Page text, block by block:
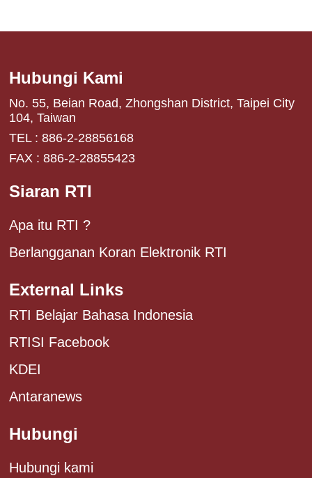
Hubungi Kami
No. 55, Beian Road, Zhongshan District, Taipei City
104, Taiwan
TEL : 886-2-28856168
FAX : 886-2-28855423
Siaran RTI
Apa itu RTI ?
Berlangganan Koran Elektronik RTI
External Links
RTI Belajar Bahasa Indonesia
RTISI Facebook
KDEI
Antaranews
Hubungi
Hubungi kami